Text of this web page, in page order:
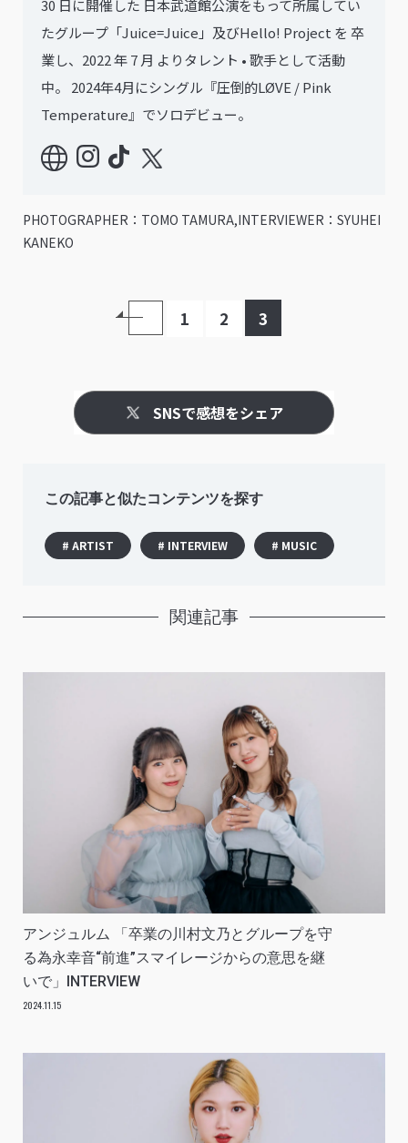
30 日に開催した 日本武道館公演をもって所属してい
たグループ「Juice=Juice」及びHello! Project を 卒
業し、2022 年 7 月 よりタレント • 歌手として活動
中。 2024年4月にシングル『圧倒的LØVE / Pink
Temperature』でソロデビュー。
PHOTOGRAPHER：TOMO TAMURA,INTERVIEWER：SYUHEI
KANEKO
1 2 3
SNSで感想をシェア
この記事と似たコンテンツを探す
# ARTIST # INTERVIEW # MUSIC
関連記事
アンジュルム 「卒業の川村文乃とグループを守
る為永幸音“前進”スマイレージからの意思を継
いで」INTERVIEW
2024.11.15